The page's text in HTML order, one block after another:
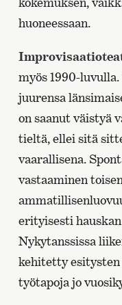
huoneessaan.
myös 1990-
juurensa
on saanut väistyä
tieltä, ellei sitä
vaarallisena.
vastaaminen
erityisesti
Nykytanssissa
kehitetty esitysten
työtapoja jo